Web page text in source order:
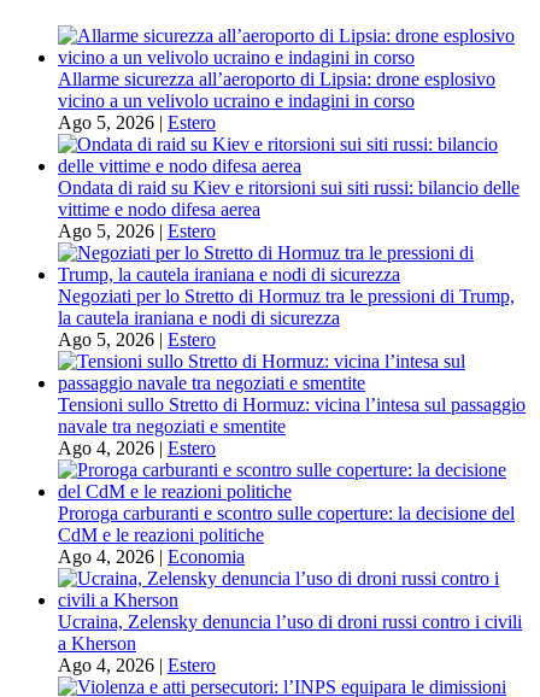
Allarme sicurezza all’aeroporto di Lipsia: drone esplosivo
vicino a un velivolo ucraino e indagini in corso
Ago 5, 2026 | Estero
Ondata di raid su Kiev e ritorsioni sui siti russi: bilancio delle
vittime e nodo difesa aerea
Ago 5, 2026 | Estero
Negoziati per lo Stretto di Hormuz tra le pressioni di Trump,
la cautela iraniana e nodi di sicurezza
Ago 5, 2026 | Estero
Tensioni sullo Stretto di Hormuz: vicina l’intesa sul passaggio
navale tra negoziati e smentite
Ago 4, 2026 | Estero
Proroga carburanti e scontro sulle coperture: la decisione del
CdM e le reazioni politiche
Ago 4, 2026 | Economia
Ucraina, Zelensky denuncia l’uso di droni russi contro i civili
a Kherson
Ago 4, 2026 | Estero